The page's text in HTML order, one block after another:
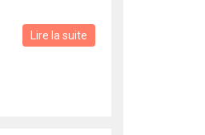
Lire la suite